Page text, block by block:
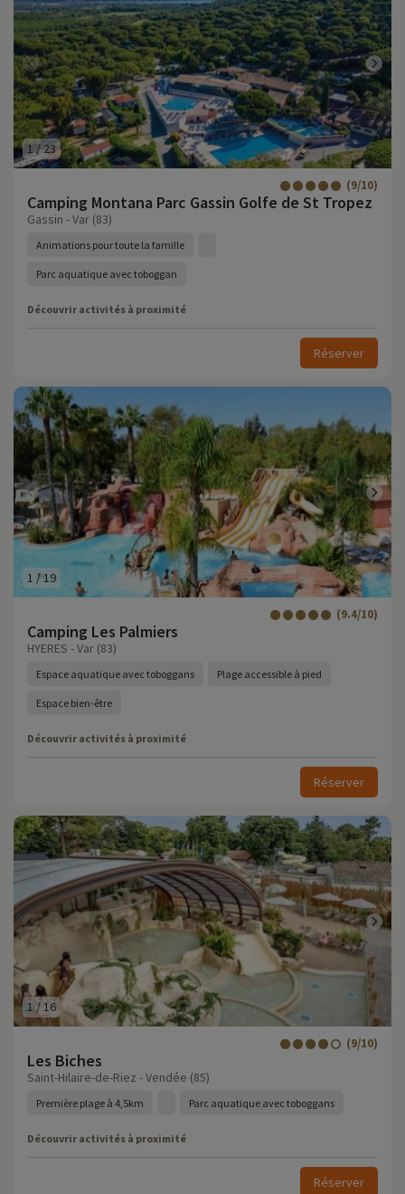
1 /23
Camping Montana Parc Gassin Golfe de St Tropez
(9/10)
Gassin - Var (83)
Animations pour toute la famille
Parc aquatique avec toboggan
Découvrir activités à proximité
Réserver
1 /19
Camping Les Palmiers
(9.4/10)
HYERES - Var (83)
Espace aquatique avec toboggans Plage accessible à pied
Espace bien-être
Découvrir activités à proximité
Réserver
1 /16
Les Biches
(9/10)
Saint-Hilaire-de-Riez - Vendée (85)
Première plage à 4,5km Parc aquatique avec toboggans
Découvrir activités à proximité
Réserver